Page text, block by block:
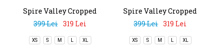
Spire Valley Cropped
Windbreaker
399 Lei 319 Lei
XS S M L XL
Spire Valley Cropped
Windbreaker
399 Lei 319 Lei
XS S M L XL